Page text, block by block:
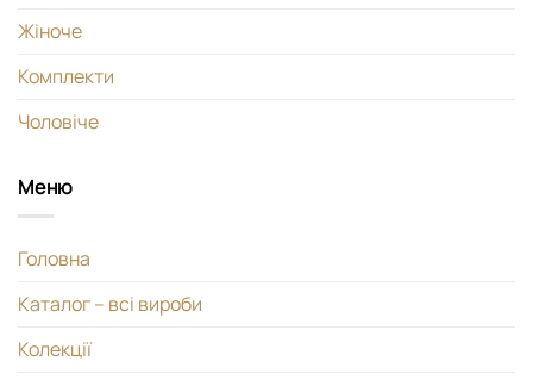
Жіноче
Комплекти
Чоловіче
Меню
Головна
Каталог – всі вироби
Колекції